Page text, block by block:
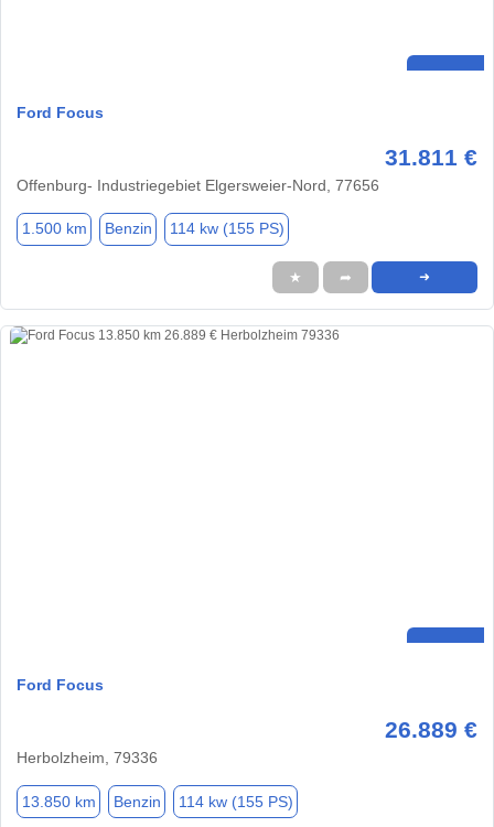
Ford Focus
31.811 €
Offenburg- Industriegebiet Elgersweier-Nord, 77656
1.500 km Benzin 114 kw (155 PS)
★ ➦ ➜
Ford Focus
26.889 €
Herbolzheim, 79336
13.850 km Benzin 114 kw (155 PS)